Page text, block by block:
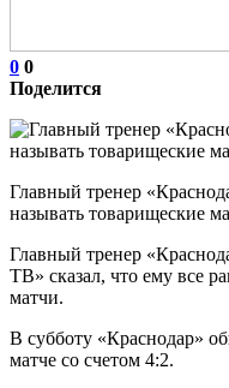
0 0
Поделится
Главный тренер
называть товарищеские
Главный тренер
ТВ» сказал, что ему все
матчи.
В субботу «Краснодар»
матче со счетом 4:2.